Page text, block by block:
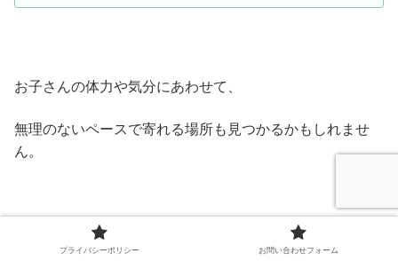
お子さんの体力や気分にあわせて、
無理のないペースで寄れる場所も見つかるかもしれませ
ん。
「今日はもう少しおでかけしたいな」というときに、
プライバシーポリシー お問い合わせフォーム